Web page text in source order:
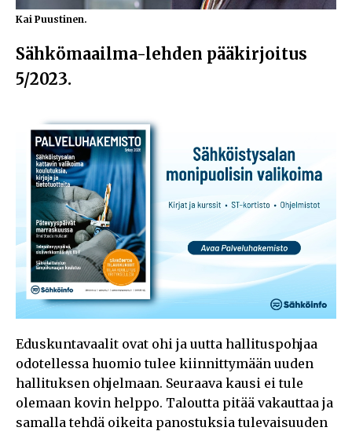
Kai Puustinen.
Sähkömaailma-lehden pääkirjoitus
5/2023.
Eduskuntavaalit ovat ohi ja uutta hallituspohjaa
odotellessa huomio tulee kiinnittymään uuden
hallituksen ohjelmaan. Seuraava kausi ei tule
olemaan kovin helppo. Taloutta pitää vakauttaa ja
samalla tehdä oikeita panostuksia tulevaisuuden